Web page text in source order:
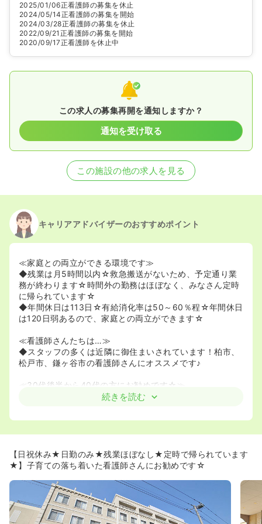
2025/01/06正看護師の募集を休止
2024/05/14正看護師の募集を開始
2024/03/28正看護師の募集を休止
2022/09/21 正看護師の募集を開始
2020/09/17正看護師を休止中
この求人の募集再開を通知しますか？
通知を受け取る
この施設の他の求人を見る
キャリアアドバイザーのおすすめポイント
≪家庭との両立ができる環境です≫
◆残業は月5時間以内☆救急搬送がないため、予定通り業
務が終わります☆時間外の勤務はほぼなく、みなさん定時
に帰られています☆
◆年間休日は113日☆有給消化率は50～60％程☆年間休日
は120日弱あるので、家庭との両立ができます☆
≪看護師さんたちは…≫
◆スタッフの多くは近隣に御住まいされています！柏市、
松戸市、鎌ヶ谷市の看護師さんにオススメです♪
≪30代後半から40代の方にお勧めです☆≫
◆看護師の平均年齢は40歳☆復職されている看護師さんも
☆
者様が少ないので安心です☆、外科的な処置が必要になる
場合は千葉西病院などへの搬送での対応になります☆
≪地域のお年寄りに優しい病院です♪≫
◆関連施設との連携を重要視しています。総合的に診療を
する外来と入院、そして在宅療養を支援する往診、訪問看
護、訪問リハビリ、訪問介護の充実に努めています！！
続きを読む
【日祝休み★日勤のみ★残業ほぼなし★定時で帰られています
★】子育ての落ち着いた看護師さんにお勧めです☆